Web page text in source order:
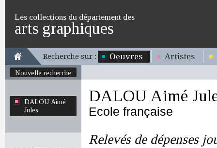
Les collections du département des
arts graphiques
Recherche sur : Oeuvres Artistes
Nouvelle recherche
DALOU Aimé
Jules
DALOU Aimé
Ecole française
Relevés de dépenses